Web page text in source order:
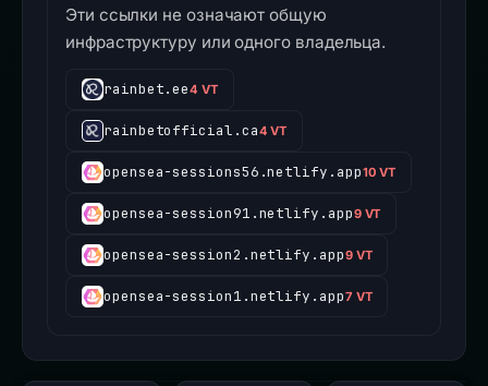
Эти ссылки не означают общую
инфраструктуру или одного владельца.
rainbet.ee4 VT
rainbetofficial.ca4 VT
opensea-sessions56.netlify.app10 VT
opensea-session91.netlify.app9 VT
opensea-session2.netlify.app9 VT
opensea-session1.netlify.app7 VT